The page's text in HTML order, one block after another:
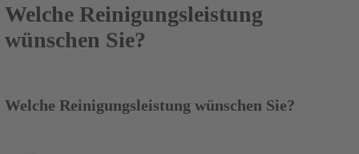
Welche Reinigungsleistung
wünschen Sie?
Welche Reinigungsleistung wünschen Sie?